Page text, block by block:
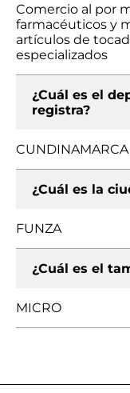
Comercio al por
farmacéuticos y
artículos de
especializados
¿Cuál es el
registra?
CUNDINAMARCA
¿Cuál es la
FUNZA
¿Cuál es el
MICRO